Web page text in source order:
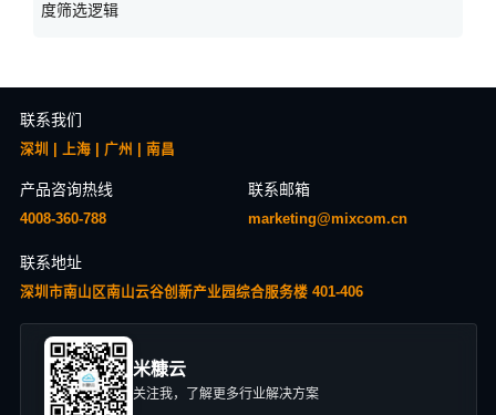
度筛选逻辑
联系我们
深圳 | 上海 | 广州 | 南昌
产品咨询热线
4008-360-788
联系邮箱
marketing@mixcom.cn
联系地址
深圳市南山区南山云谷创新产业园综合服务楼 401-406
米糠云
关注我，了解更多行业解决方案